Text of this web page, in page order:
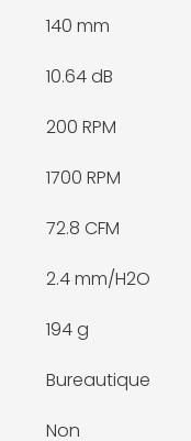
140 mm
10.64 dB
200 RPM
1700 RPM
72.8 CFM
2.4 mm/H2O
194 g
Bureautique
Non